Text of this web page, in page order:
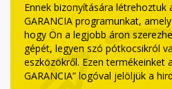
Ennek bizonyítására létrehoztuk
GARANCIA programunkat,
hogy Ön a legjobb áron
gépét, legyen szó pótkocsikról
eszközökről. Ezen termékeinket
GARANCIA” logóval jelöljük a